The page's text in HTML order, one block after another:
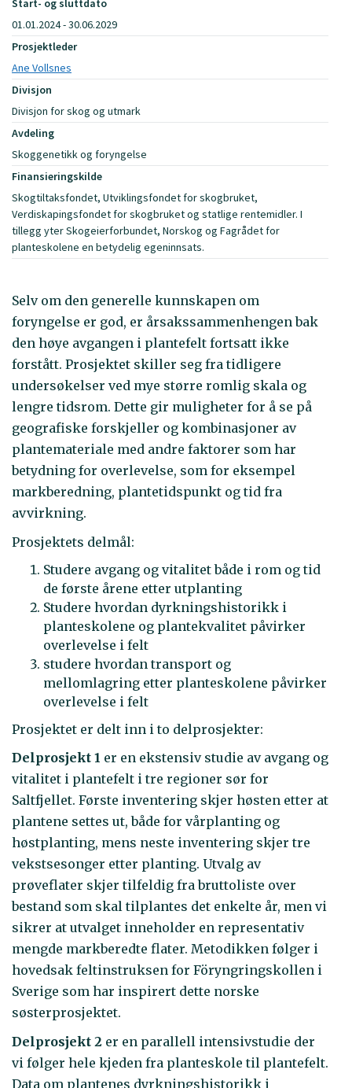
Start- og sluttdato
01.01.2024 - 30.06.2029
Prosjektleder
Ane Vollsnes
Divisjon
Divisjon for skog og utmark
Avdeling
Skoggenetikk og foryngelse
Finansieringskilde
Skogtiltaksfondet, Utviklingsfondet for skogbruket,
Verdiskapingsfondet for skogbruket og statlige rentemidler. I
tillegg yter Skogeierforbundet, Norskog og Fagrådet for
planteskolene en betydelig egeninnsats.
Selv om den generelle kunnskapen om
foryngelse er god, er årsakssammenhengen bak
den høye avgangen i plantefelt fortsatt ikke
forstått. Prosjektet skiller seg fra tidligere
undersøkelser ved mye større romlig skala og
lengre tidsrom. Dette gir muligheter for å se på
geografiske forskjeller og kombinasjoner av
plantemateriale med andre faktorer som har
betydning for overlevelse, som for eksempel
markberedning, plantetidspunkt og tid fra
avvirkning.
Prosjektets delmål:
Studere avgang og vitalitet både i rom og tid
de første årene etter utplanting
Studere hvordan dyrkningshistorikk i
planteskolene og plantekvalitet påvirker
overlevelse i felt
studere hvordan transport og
mellomlagring etter planteskolene påvirker
overlevelse i felt
Prosjektet er delt inn i to delprosjekter:
Delprosjekt 1 er en ekstensiv studie av avgang og
vitalitet i plantefelt i tre regioner sør for
Saltfjellet. Første inventering skjer høsten etter at
plantene settes ut, både for vårplanting og
høstplanting, mens neste inventering skjer tre
vekstsesonger etter planting. Utvalg av
prøveflater skjer tilfeldig fra bruttoliste over
bestand som skal tilplantes det enkelte år, men vi
sikrer at utvalget inneholder en representativ
mengde markberedte flater. Metodikken følger i
hovedsak feltinstruksen for Föryngringskollen i
Sverige som har inspirert dette norske
søsterprosjektet.
Delprosjekt 2 er en parallell intensivstudie der
vi følger hele kjeden fra planteskole til plantefelt.
Data om plantenes dyrkningshistorikk i